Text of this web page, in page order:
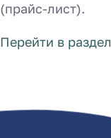
(прайс-лист).
Перейти в раздел